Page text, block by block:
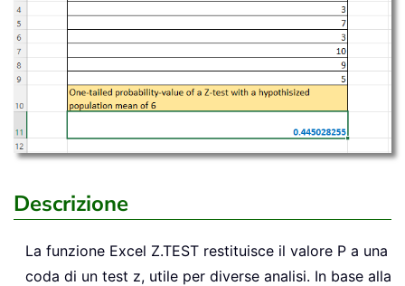
Descrizione
La funzione Excel Z.TEST restituisce il valore P a una
coda di un test z, utile per diverse analisi. In base alla